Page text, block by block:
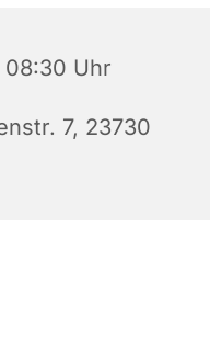
08:30 Uhr
7, 23730